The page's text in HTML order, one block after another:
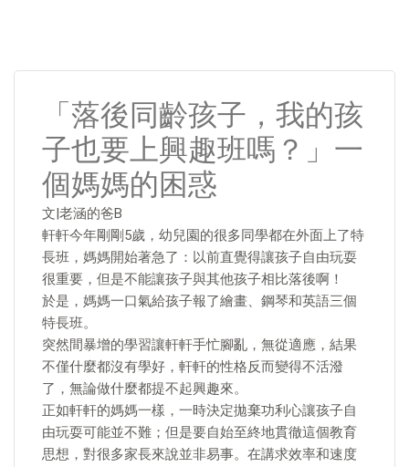
「落後同齡孩子，我的孩
子也要上興趣班嗎？」一
個媽媽的困惑
文|老涵的爸B
軒軒今年剛剛5歲，幼兒園的很多同學都在外面上了特
長班，媽媽開始著急了：以前直覺得讓孩子自由玩耍
很重要，但是不能讓孩子與其他孩子相比落後啊！
於是，媽媽一口氣給孩子報了繪畫、鋼琴和英語三個
特長班。
突然間暴增的學習讓軒軒手忙腳亂，無從適應，結果
不僅什麼都沒有學好，軒軒的性格反而變得不活潑
了，無論做什麼都提不起興趣來。
正如軒軒的媽媽一樣，一時決定拋棄功利心讓孩子自
由玩耍可能並不難；但是要自始至終地貫徹這個教育
思想，對很多家長來說並非易事。在講求效率和速度